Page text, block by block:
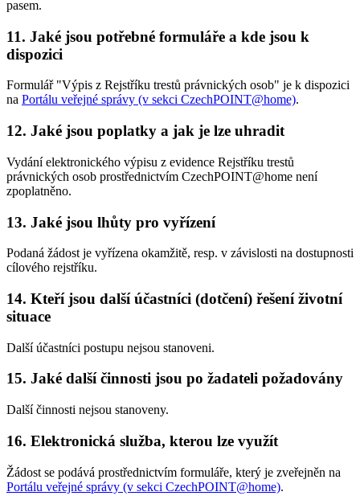
pasem.
11. Jaké jsou potřebné formuláře a kde jsou k
dispozici
Formulář "Výpis z Rejstříku trestů právnických osob" je k dispozici
na Portálu veřejné správy (v sekci CzechPOINT@home).
12. Jaké jsou poplatky a jak je lze uhradit
Vydání elektronického výpisu z evidence Rejstříku trestů
právnických osob prostřednictvím CzechPOINT@home není
zpoplatněno.
13. Jaké jsou lhůty pro vyřízení
Podaná žádost je vyřízena okamžitě, resp. v závislosti na dostupnosti
cílového rejstříku.
14. Kteří jsou další účastníci (dotčení) řešení životní
situace
Další účastníci postupu nejsou stanoveni.
15. Jaké další činnosti jsou po žadateli požadovány
Další činnosti nejsou stanoveny.
16. Elektronická služba, kterou lze využít
Žádost se podává prostřednictvím formuláře, který je zveřejněn na
Portálu veřejné správy (v sekci CzechPOINT@home).